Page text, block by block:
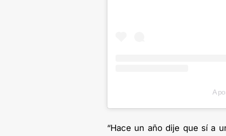
A
“Hace un año dije que sí a